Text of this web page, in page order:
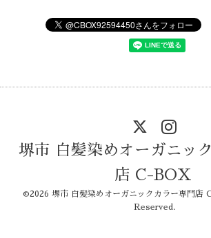
堺市 白髪染めオーガニッ
店 C-BOX
©2026 堺市 白髪染めオーガニックカラー専門店
Reserved.